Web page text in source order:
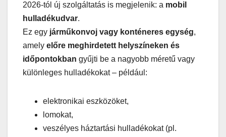
2026-tól új szolgáltatás is megjelenik: a mobil
hulladékudvar.
Ez egy járműkonvoj vagy konténeres egység,
amely előre meghirdetett helyszíneken és
időpontokban gyűjti be a nagyobb méretű vagy
különleges hulladékokat – például:
elektronikai eszközöket,
lomokat,
veszélyes háztartási hulladékokat (pl.